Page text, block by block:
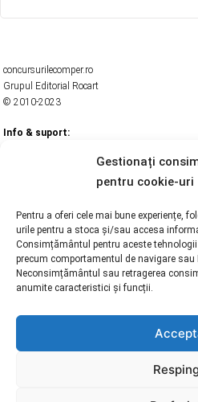
Gestionați
pentru cookie-uri
Pentru a oferi cele mai bune experiențe,
urile pentru a stoca și/sau accesa
Consimțământul pentru aceste
precum comportamentul de navigare sau
Neconsimțământul sau retragerea
anumite caracteristici și funcții.
concursurilecomper.ro
Grupul Editorial Rocart
© 2010-2023
Info & suport:
Contact
Link-uri utile:
Editura COMPER
Editura Rocart
Fundația pentru Educație, Științe și Arte
Gazeta Matematica
Uniunea Scriitorilor din Romania (USR)
Legislatie concursuri scolare:
Ordin nr. 3.153/28.01.2026 pentru aprobarea
organiza și desfășura în România, pentru